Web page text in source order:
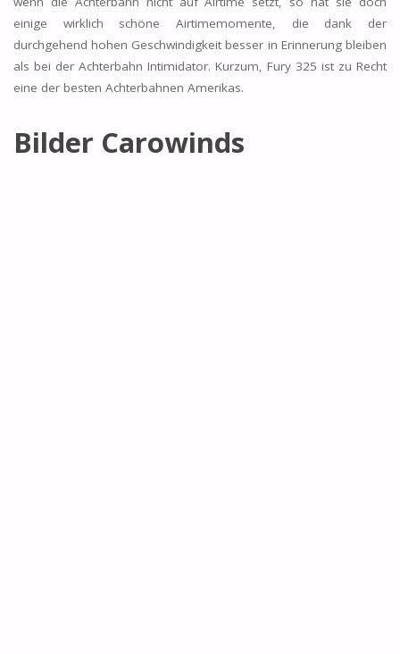
einige wirklich schöne Airtimemomente, die dank der
durchgehend hohen Geschwindigkeit besser in Erinnerung bleiben
als bei der Achterbahn Intimidator. Kurzum, Fury 325 ist zu Recht
eine der besten Achterbahnen Amerikas.
Bilder Carowinds